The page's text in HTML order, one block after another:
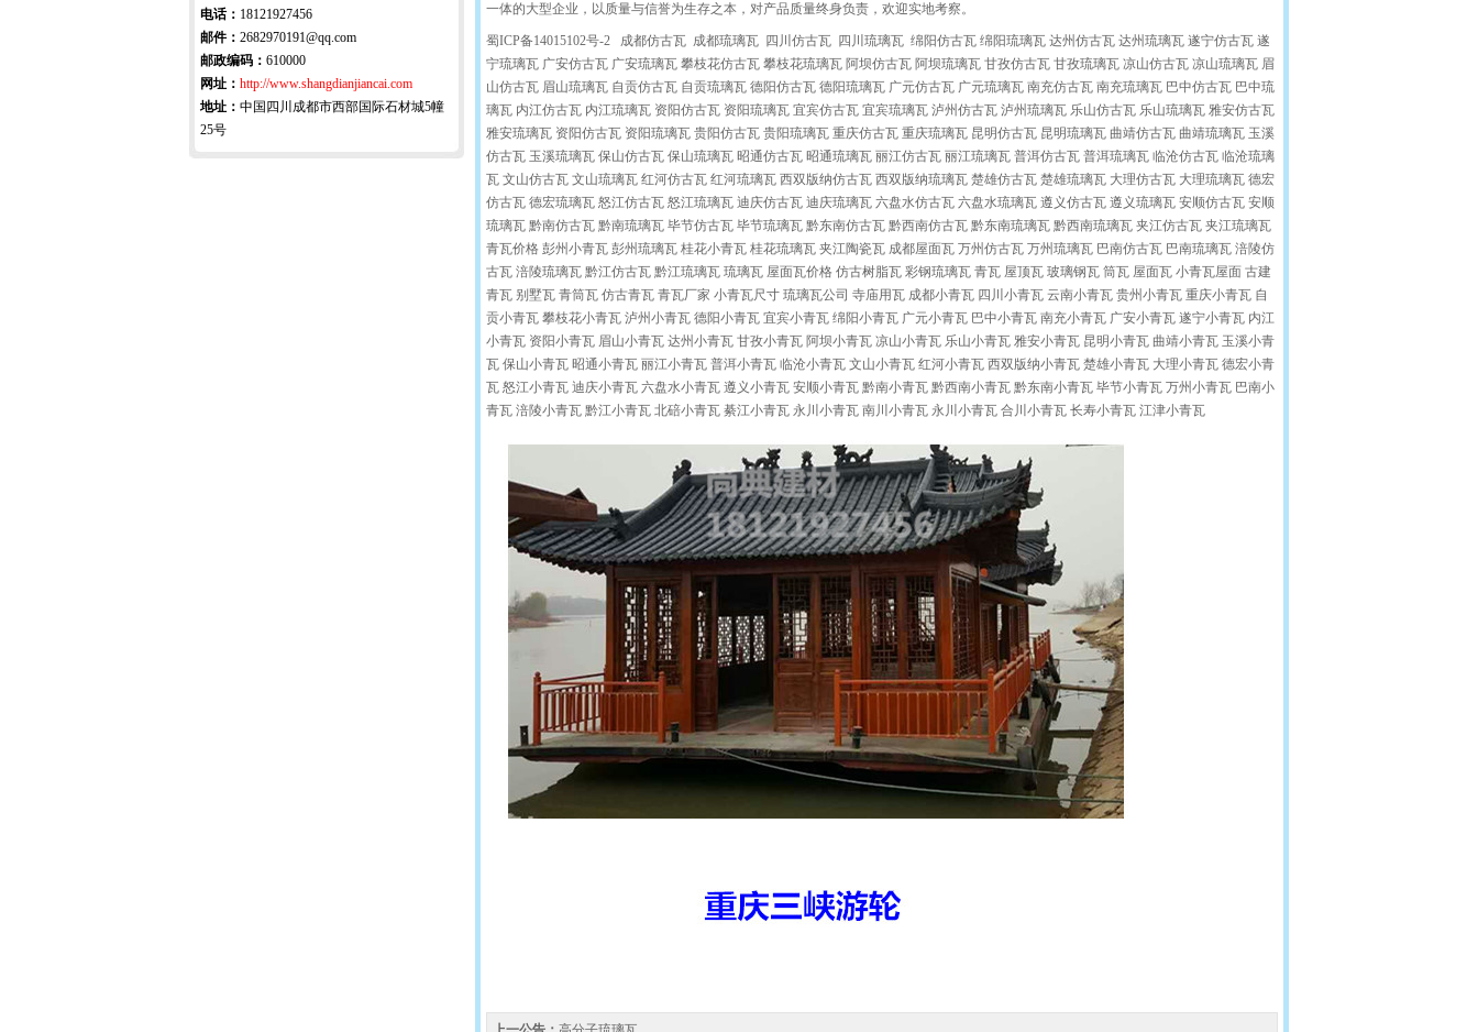
电话： 18121927456
邮件： 2682970191@qq.com
邮政编码： 610000
网址： http://www.shangdianjiancai.com
地址： 中国四川成都市西部国际石材城5幢
25号
一体的大型企业，以质量与信誉为生存之本，对产品质量终身负责，欢迎实地考察。
蜀ICP备14015102号-2 成都仿古瓦 成都琉璃瓦 四川仿古瓦 四川琉璃瓦 绵阳仿古瓦 绵阳琉璃瓦 达州仿古瓦 达州琉璃瓦 遂宁仿古瓦 遂
宁琉璃瓦 广安仿古瓦 广安琉璃瓦 攀枝花仿古瓦 攀枝花琉璃瓦 阿坝仿古瓦 阿坝琉璃瓦 甘孜仿古瓦 甘孜琉璃瓦 凉山仿古瓦 凉山琉璃瓦 眉
山仿古瓦 眉山琉璃瓦 自贡仿古瓦 自贡琉璃瓦 德阳仿古瓦 德阳琉璃瓦 广元仿古瓦 广元琉璃瓦 南充仿古瓦 南充琉璃瓦 巴中仿古瓦 巴中琉
璃瓦 内江仿古瓦 内江琉璃瓦 资阳仿古瓦 资阳琉璃瓦 宜宾仿古瓦 宜宾琉璃瓦 泸州仿古瓦 泸州琉璃瓦 乐山仿古瓦 乐山琉璃瓦 雅安仿古瓦
雅安琉璃瓦 资阳仿古瓦 资阳琉璃瓦 贵阳仿古瓦 贵阳琉璃瓦 重庆仿古瓦 重庆琉璃瓦 昆明仿古瓦 昆明琉璃瓦 曲靖仿古瓦 曲靖琉璃瓦 玉溪
仿古瓦 玉溪琉璃瓦 保山仿古瓦 保山琉璃瓦 昭通仿古瓦 昭通琉璃瓦 丽江仿古瓦 丽江琉璃瓦 普洱仿古瓦 普洱琉璃瓦 临沧仿古瓦 临沧琉璃
瓦 文山仿古瓦 文山琉璃瓦 红河仿古瓦 红河琉璃瓦 西双版纳仿古瓦 西双版纳琉璃瓦 楚雄仿古瓦 楚雄琉璃瓦 大理仿古瓦 大理琉璃瓦 德宏
仿古瓦 德宏琉璃瓦 怒江仿古瓦 怒江琉璃瓦 迪庆仿古瓦 迪庆琉璃瓦 六盘水仿古瓦 六盘水琉璃瓦 遵义仿古瓦 遵义琉璃瓦 安顺仿古瓦 安顺
琉璃瓦 黔南仿古瓦 黔南琉璃瓦 毕节仿古瓦 毕节琉璃瓦 黔东南仿古瓦 黔西南仿古瓦 黔东南琉璃瓦 黔西南琉璃瓦 夹江仿古瓦 夹江琉璃瓦
青瓦价格 彭州 小青瓦 彭州琉璃瓦 桂花小青瓦 桂花琉璃瓦 夹江陶瓷瓦 成都屋面瓦 万州仿古瓦 万州琉璃瓦 巴南仿古瓦 巴南琉璃瓦 涪陵仿
古瓦 涪陵琉璃瓦 黔江仿古瓦 黔江琉璃瓦 琉璃瓦 屋面瓦价格 仿古树脂瓦 彩钢琉璃瓦 青瓦 屋顶瓦 玻璃钢瓦 筒瓦 屋面瓦 小青瓦屋面 古建
青瓦 别墅瓦 青筒瓦 仿古青瓦 青瓦厂家 小青瓦尺寸 琉璃瓦公司 寺庙用瓦 成都小青瓦 四川 小青瓦 云南小青瓦 贵州 小青瓦 重庆小青瓦 自
贡小青瓦 攀枝花小青瓦 泸州 小青瓦 德阳小青瓦 宜宾小青瓦 绵阳小青瓦 广元小青瓦 巴中小青瓦 南充小青瓦 广安小青瓦 遂宁小青瓦 内江
小青瓦 资阳小青瓦 眉山小青瓦 达州 小青瓦 甘孜小青瓦 阿坝小青瓦 凉山小青瓦 乐山小青瓦 雅安小青瓦 昆明小青瓦 曲靖小青瓦 玉溪小青
瓦 保山小青瓦 昭通小青瓦 丽江小青瓦 普洱小青瓦 临沧小青瓦 文山小青瓦 红河小青瓦 西双版纳小青瓦 楚雄小青瓦 大理小青瓦 德宏小青
瓦 怒江小青瓦 迪庆小青瓦 六盘水小青瓦 遵义小青瓦 安顺小青瓦 黔南小青瓦 黔西南小青瓦 黔东南小青瓦 毕节小青瓦 万州 小青瓦 巴南小
青瓦 涪陵小青瓦 黔江小青瓦 北碚小青瓦 綦江小青瓦 永川 小青瓦 南川 小青瓦 永川 小青瓦 合川 小青瓦 长寿小青瓦 江津小青瓦